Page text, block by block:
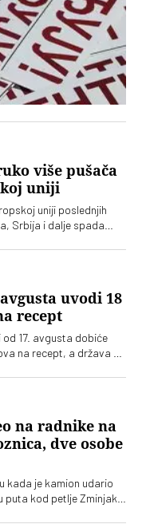
više pušača
uniji
uniji poslednjih
Srbija i dalje spada
uvodi 18
recept
17. avgusta dobiće
na recept, a država će
na radnike na
dve osobe
kada je kamion udario
puta kod petlje Zminjak